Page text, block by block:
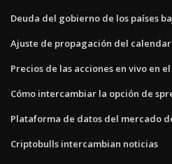
Deuda del gobierno de los países
Ajuste de propagación del
Precios de las acciones en vivo en
Cómo intercambiar la opción de
Plataforma de datos del mercado
Criptobulls intercambian noticias